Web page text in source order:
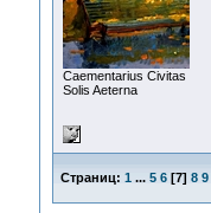
Сaementarius Civitas
Solis Aeterna
Страниц: 1 ... 5 6[7] 8 9